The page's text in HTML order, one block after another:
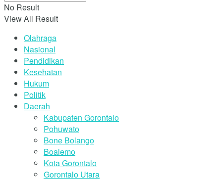
No Result
View All Result
Olahraga
Nasional
Pendidikan
Kesehatan
Hukum
Politik
Daerah
Kabupaten Gorontalo
Pohuwato
Bone Bolango
Boalemo
Kota Gorontalo
Gorontalo Utara